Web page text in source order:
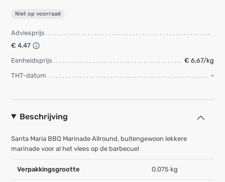
Niet op voorraad
Adviesprijs
€ 4,47
Eenheidsprijs
€ 6,67/kg
THT-datum
-
Beschrijving
Santa Maria BBQ Marinade Allround, buitengewoon lekkere
marinade voor al het vlees op de barbecue!
Verpakkingsgrootte 0.075 kg